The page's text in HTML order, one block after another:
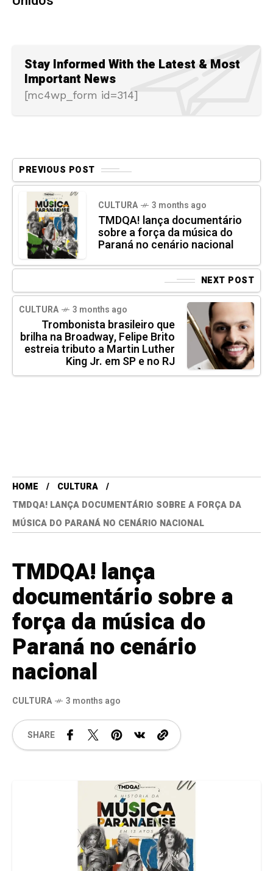
Stay Informed With the Latest & Most
Important News
[mc4wp_form id=314]
PREVIOUS POST
CULTURA 3 months ago
TMDQA! lança documentário
sobre a força da música do
Paraná no cenário nacional
NEXT POST
CULTURA 3 months ago
Trombonista brasileiro que
brilha na Broadway, Felipe Brito
estreia tributo a Martin Luther
King Jr. em SP e no RJ
HOME
CULTURA
TMDQA! LANÇA DOCUMENTÁRIO SOBRE A FORÇA DA
MÚSICA DO PARANÁ NO CENÁRIO NACIONAL
TMDQA! lança
documentário sobre a
força da música do
Paraná no cenário
nacional
CULTURA 3 months ago
SHARE